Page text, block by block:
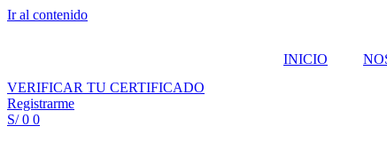
Ir al contenido
INICIO
VERIFICAR TU CERTIFICADO
Registrarme
S/0 0